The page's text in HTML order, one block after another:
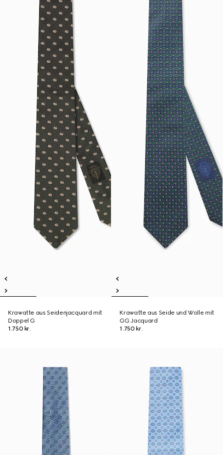
Krawatte aus Seidenjacquard mit
Doppel G
1.750 kr.
Krawatte aus Seide und Wolle mit
GG Jacquard
1.750 kr.